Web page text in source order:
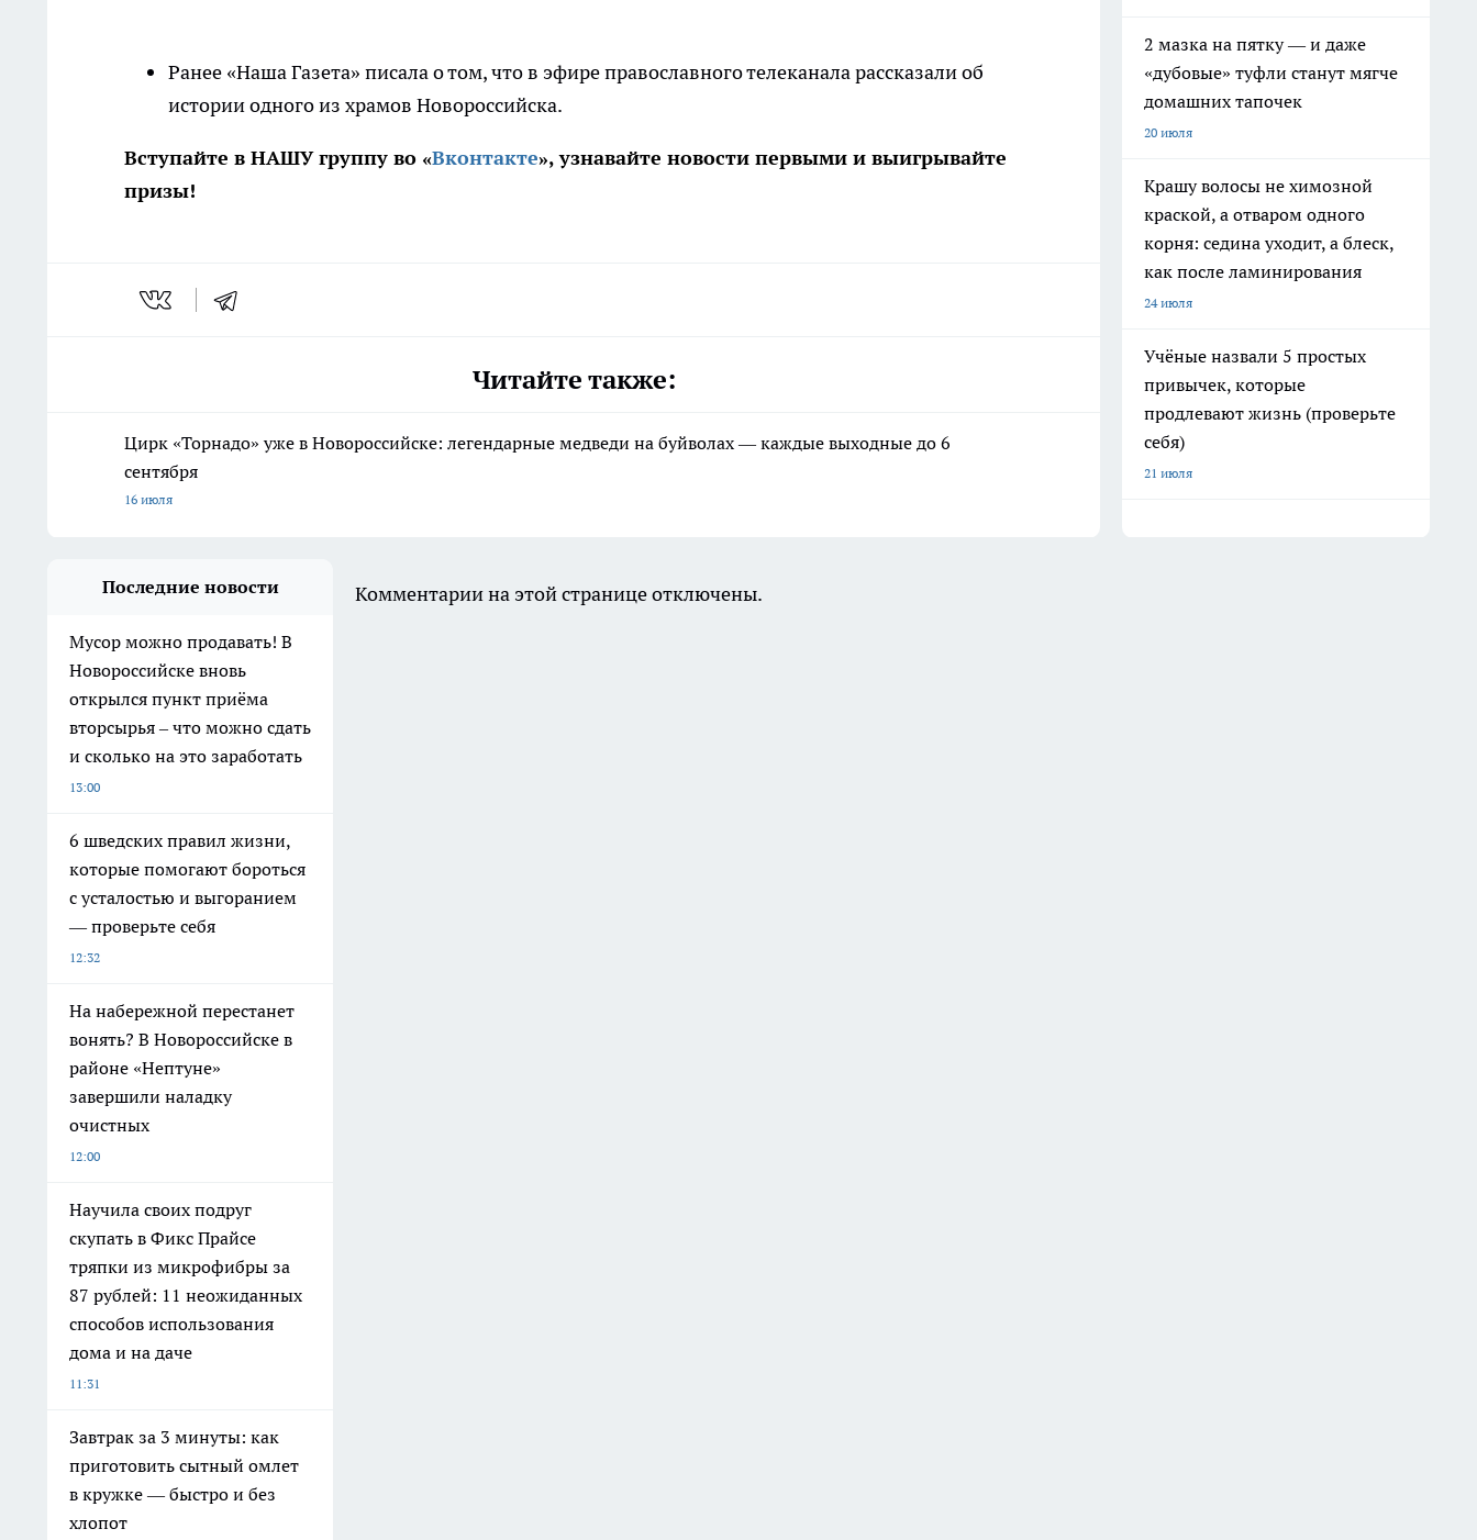
Ранее «Наша Газета» писала о том, что в эфире православного телеканала рассказали об
истории одного из храмов Новороссийска.
Вступайте в НАШУ группу во «Вконтакте», узнавайте новости первыми и выигрывайте
призы!
Читайте также:
Цирк «Торнадо» уже в Новороссийске: легендарные медведи на буйволах — каждые выходные до 6
сентября
16 июля
2 мазка на пятку — и даже
«дубовые» туфли станут мягче
домашних тапочек
20 июля
Крашу волосы не химозной
краской, а отваром одного
корня: седина уходит, а блеск,
как после ламинирования
24 июля
Учёные назвали 5 простых
привычек, которые
продлевают жизнь (проверьте
себя)
21 июля
Последние новости
Мусор можно продавать! В
Новороссийске вновь
открылся пункт приёма
вторсырья – что можно сдать
и сколько на это заработать
13:00
6 шведских правил жизни,
которые помогают бороться
с усталостью и выгоранием
— проверьте себя
12:32
На набережной перестанет
вонять? В Новороссийске в
районе «Нептуне»
завершили наладку
очистных
12:00
Научила своих подруг
скупать в Фикс Прайсе
тряпки из микрофибры за
87 рублей: 11 неожиданных
способов использования
дома и на даче
11:31
Завтрак за 3 минуты: как
приготовить сытный омлет
в кружке — быстро и без
хлопот
Комментарии на этой странице отключены.